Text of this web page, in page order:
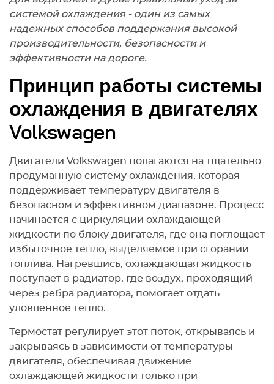
системой охлаждения - один из самых
надежных способов поддержания высокой
производительности, безопасности и
эффективности на дороге.
Принцип работы системы
охлаждения в двигателях
Volkswagen
Двигатели Volkswagen полагаются на тщательно
продуманную систему охлаждения, которая
поддерживает температуру двигателя в
безопасном и эффективном диапазоне. Процесс
начинается с циркуляции охлаждающей
жидкости по блоку двигателя, где она поглощает
избыточное тепло, выделяемое при сгорании
топлива. Нагревшись, охлаждающая жидкость
поступает в радиатор, где воздух, проходящий
через ребра радиатора, помогает отдать
уловленное тепло.
Термостат регулирует этот поток, открываясь и
закрываясь в зависимости от температуры
двигателя, обеспечивая движение
охлаждающей жидкости только при